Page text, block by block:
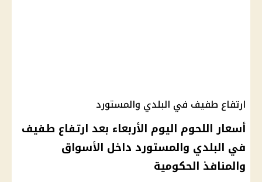
ارتفاع طفيف في البلدي والمستورد
أسعار اللحوم اليوم الأربعاء بعد ارتفاع طفيف
في البلدي والمستورد داخل الأسواق
والمنافذ الحكومية